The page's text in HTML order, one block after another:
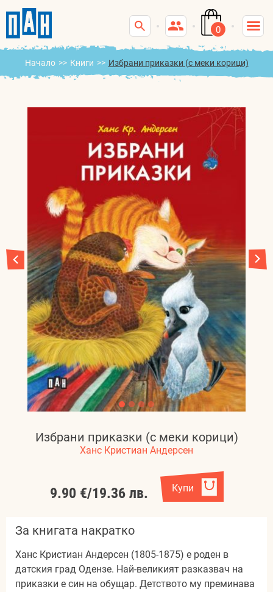
0
Начало >> Книги >> Избрани приказки (с меки корици)
Избрани приказки (с меки корици)
Ханс Кристиан Андерсен
9.90 €/19.36 лв. Купи
За книгата накратко
Ханс Кристиан Андерсен (1805-1875) е роден в
датския град Одензе. Най-великият разказвач на
приказки е син на обущар. Детството му преминава